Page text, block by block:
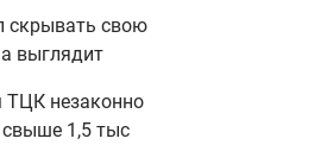
скрывать свою
выглядит
ТЦК незаконно
свыше 1,5 тыс